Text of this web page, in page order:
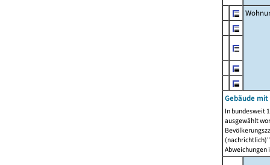
Gebäude
In bundesweit
ausgewählt
Abweichungen